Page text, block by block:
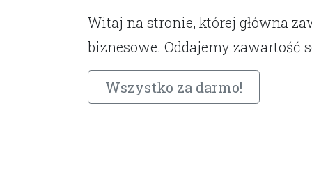
Witaj na stronie, której główna
biznesowe. Oddajemy zawartość
Wszystko za darmo!